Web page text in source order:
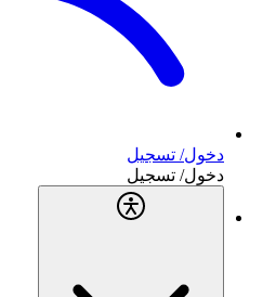
دخول/ تسجيل
دخول/ تسجيل